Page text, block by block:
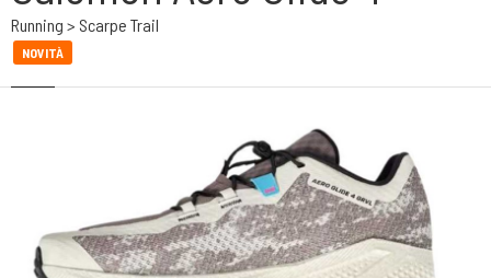
Running > Scarpe Trail
NOVITÀ